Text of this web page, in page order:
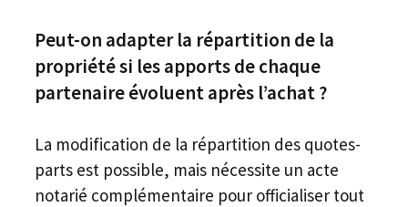
Peut-on adapter la répartition de la
propriété si les apports de chaque
partenaire évoluent après l’achat ?
La modification de la répartition des quotes-
parts est possible, mais nécessite un acte
notarié complémentaire pour officialiser tout